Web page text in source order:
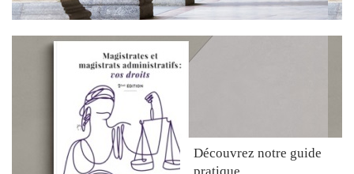
Découvrez notre guide